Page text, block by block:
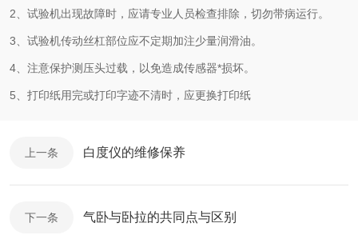
2 、试验机出现故障时，应请专业人员检查排除，切勿带病运行。
3 、试验机传动丝杠部位应不定期加注少量润滑油。
4 、注意保护测压头过载，以免造成传感器*损坏。
5 、打印纸用完或打印字迹不清时，应更换打印纸
上一条 白度仪的维修保养
下一条 气卧与卧拉的共同点与区别